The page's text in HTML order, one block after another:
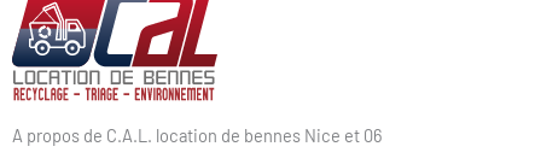
A propos de C.A.L. location de bennes Nice et 06